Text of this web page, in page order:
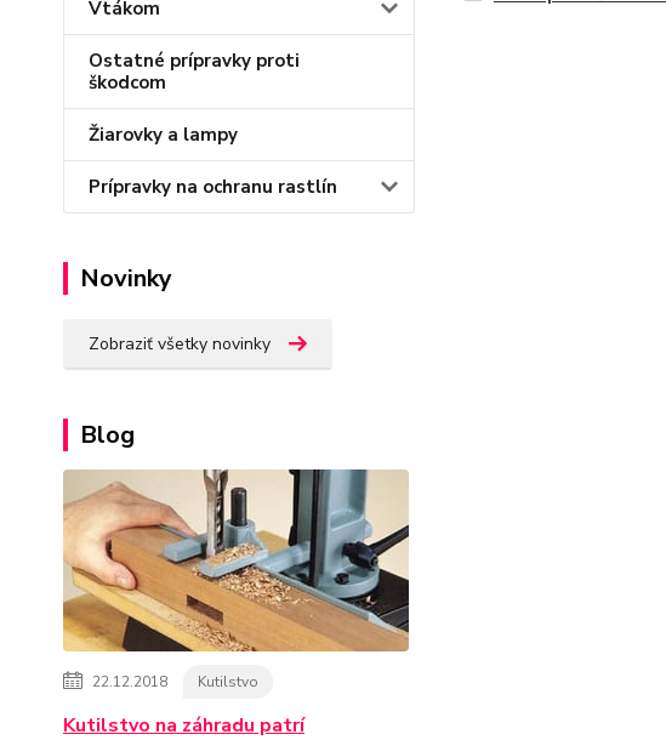
Vtákom
Ostatné prípravky proti
škodcom
Žiarovky a lampy
Prípravky na ochranu rastlín
Novinky
Zobraziť všetky novinky
Blog
22.12.2018 Kutilstvo
Kutilstvo na záhradu patrí